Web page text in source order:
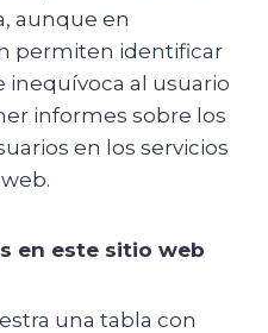
aunque en
permiten identificar
inequívoca al usuario
informes sobre los
en los servicios
en este sitio web
una tabla con